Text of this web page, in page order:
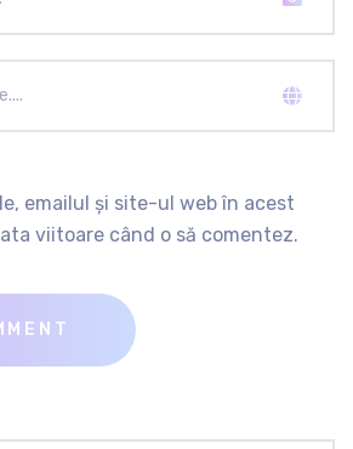
emailul și site-ul web în acest
viitoare când o să comentez.